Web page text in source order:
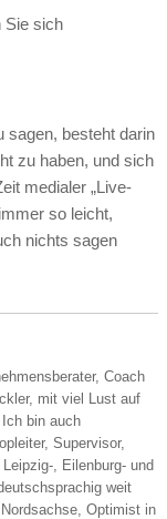
Sie sich
sagen, besteht darin
zu haben, und sich
medialer „Live-
so leicht,
nichts sagen
Coach
mit viel Lust auf
bin auch
Supervisor,
, Eilenburg- und
weit
Optimist in